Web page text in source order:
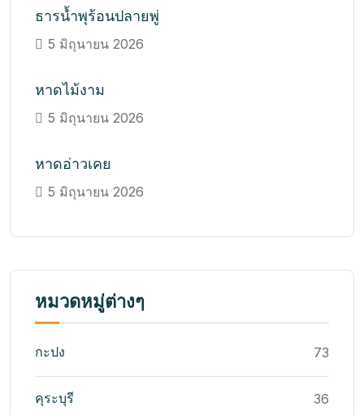
ธารน้ำพุร้อนปลายพู่
5 มิถุนายน 2026
หาดไม้งาม
5 มิถุนายน 2026
หาดอ่าวเคย
5 มิถุนายน 2026
หมวดหมู่ต่างๆ
กะปง 73
คุระบุรี 36